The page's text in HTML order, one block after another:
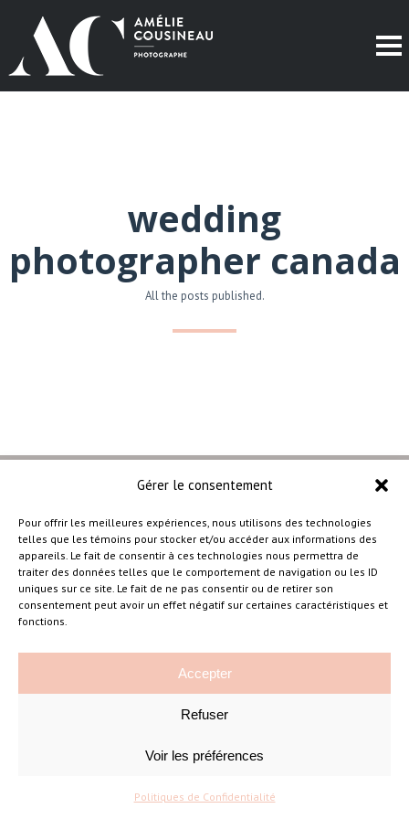
Gérer le consentement
Pour offrir les meilleures expériences, nous utilisons des technologies
telles que les témoins pour stocker et/ou accéder aux informations des
appareils. Le fait de consentir à ces technologies nous permettra de
traiter des données telles que le comportement de navigation ou les ID
uniques sur ce site. Le fait de ne pas consentir ou de retirer son
consentement peut avoir un effet négatif sur certaines caractéristiques et
fonctions.
Accepter
Refuser
Voir les préférences
Politiques de Confidentialité
wedding
photographer canada
All the posts published.
–
Amélie Cousineau Photographe
©Amelie Cousineau Photographe